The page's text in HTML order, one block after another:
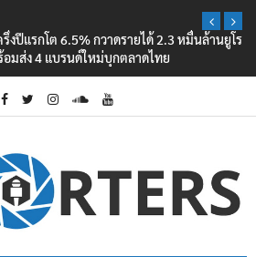
งปีแรกโต 6.5% กวาดรายได้ 2.3 หมื่นล้านยูโร
อมส่ง 4 แบรนด์ใหม่บุกตลาดไทย